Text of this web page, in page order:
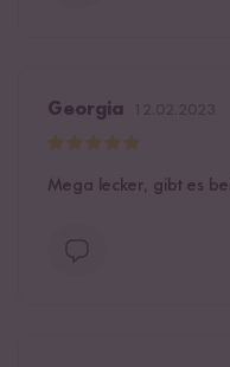
Georgia
Mega lecker, gibt es